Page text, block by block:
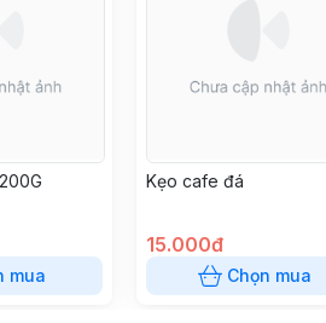
mua
Kẹo cafe đá
15.000đ
Chọn mua